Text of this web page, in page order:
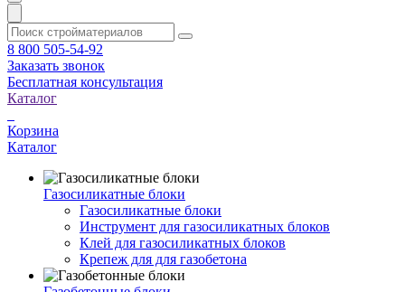
8 800 505-54-92
Заказать звонок
Бесплатная консультация
Каталог
Корзина
Каталог
Газосиликатные блоки
Газосиликатные блоки
Инструмент для газосиликатных блоков
Клей для газосиликатных блоков
Крепеж для для газобетона